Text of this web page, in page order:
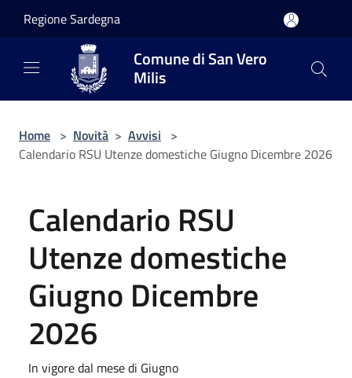
Regione Sardegna
Comune di San Vero
Milis
Home > Novità > Avvisi >
Calendario RSU Utenze domestiche Giugno Dicembre 2026
Calendario RSU
Utenze domestiche
Giugno Dicembre
2026
In vigore dal mese di Giugno